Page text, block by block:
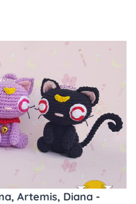
Artemis, Diana -